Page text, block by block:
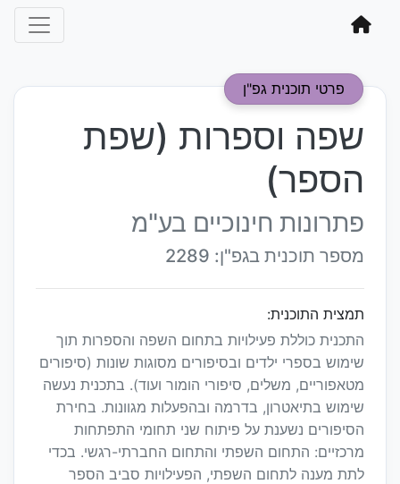
פרטי תוכנית גפ"ן
שפה וספרות (שפת
הספר)
פתרונות חינוכיים בע"מ
מספר תוכנית בגפ"ן: 2289
תמצית התוכנית:
התכנית כוללת פעילויות בתחום השפה והספרות תוך
שימוש בספרי ילדים ובסיפורים מסוגות שונות (סיפורים
מטאפוריים, משלים, סיפורי הומור ועוד). בתכנית נעשה
שימוש בתיאטרון, בדרמה ובהפעלות מגוונות. בחירת
הסיפורים נשענת על פיתוח שני תחומי התפתחות
מרכזיים: התחום השפתי והתחום החברתי-רגשי. בכדי
לתת מענה לתחום השפתי, הפעילויות סביב הספר